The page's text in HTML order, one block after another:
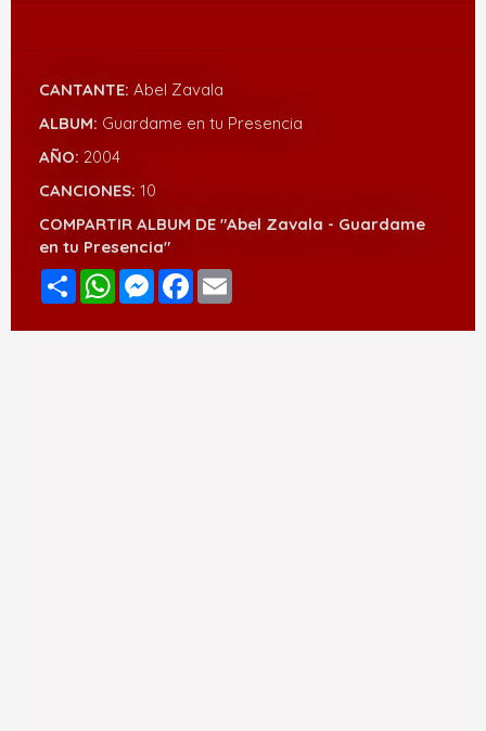
CANTANTE: Abel Zavala
ALBUM: Guardame en tu Presencia
AÑO: 2004
CANCIONES: 10
COMPARTIR ALBUM DE "Abel Zavala - Guardame
en tu Presencia"
Compartir
WhatsAppMessenger
Facebook